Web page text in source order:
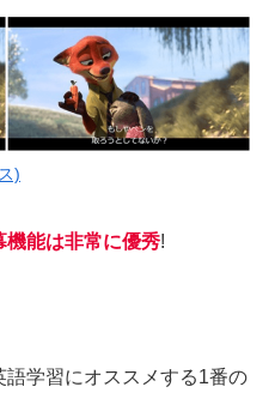
)
機能は非常に優秀!
学習にオススメする1番の